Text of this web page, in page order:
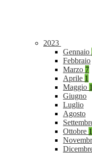
2023
Gennaio
Febbraio
Marzo 7
Aprile 1
Maggio 1
Giugno
Luglio
Agosto
Ottobre 1